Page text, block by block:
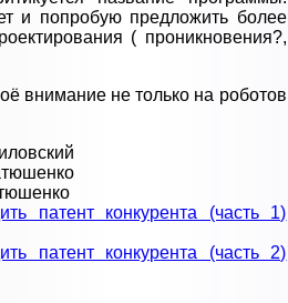
и попробую предложить более
( проникновения?,
внимание не только на роботов
патент конкурента (часть 1)
патент конкурента (часть 2)